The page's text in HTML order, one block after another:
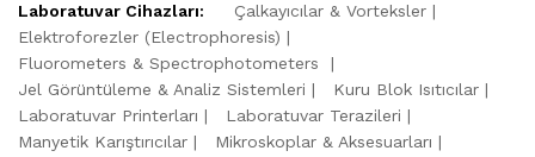
Laboratuvar Cihazları:
Çalkayıcılar & Vorteksler
Elektroforezler (Electrophoresis)
Fluorometers & Spectrophotometers
Jel Görüntüleme & Analiz Sistemleri
Kuru Blok Isıtıcılar
Laboratuvar Printerları
Laboratuvar Terazileri
Manyetik Karıştırıcılar
Mikroskoplar & Aksesuarları